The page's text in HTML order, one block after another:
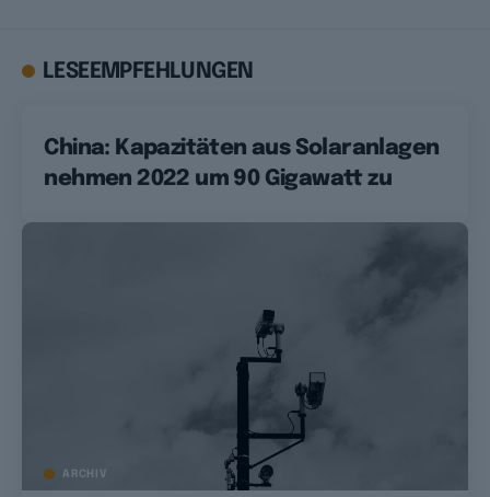
LESEEMPFEHLUNGEN
China: Kapazitäten aus Solaranlagen
nehmen 2022 um 90 Gigawatt zu
ARCHIV